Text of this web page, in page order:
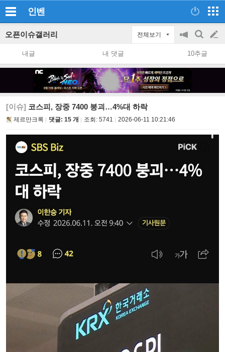
인벤
오픈이슈갤러리 전체보기
공
지
on/off
검
색
글
쓰
내글 내 댓글 10추글
[이슈] 코스피, 장중 7400 붕괴…4%대 하락
제르만크록 댓글: 15 개 조회: 5741 2026-06-11 10:21:46